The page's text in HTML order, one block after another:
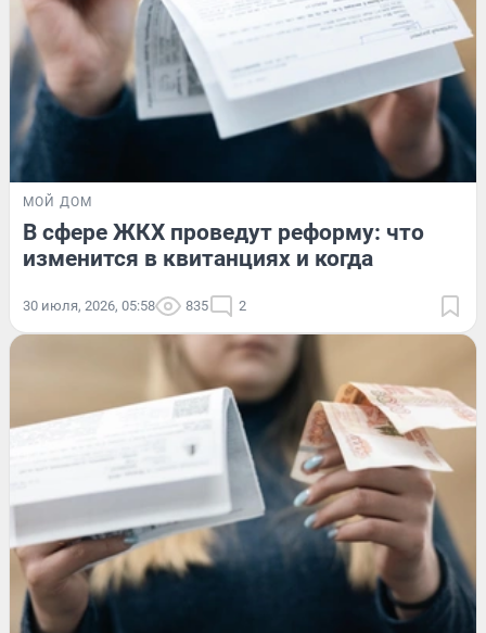
МОЙ ДОМ
В сфере ЖКХ проведут реформу: что
изменится в квитанциях и когда
30 июля, 2026, 05:58 835 2